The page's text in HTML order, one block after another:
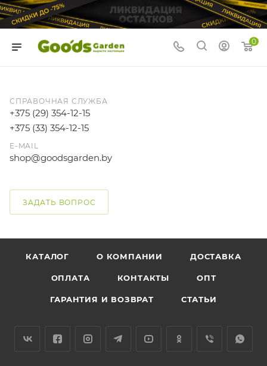
0
СПРАВОЧНАЯ СЛУЖБА
+375 (29) 354-12-15
+375 (33) 354-12-15
E-MAIL
shop@goodsgarden.by
ЗАДАТЬ ВОПРОС
КАТАЛОГ О КОМПАНИИ ДОСТАВКА
ОПЛАТА КОНТАКТЫ ОПТ
ГАРАНТИЯ И ВОЗВРАТ СТАТЬИ